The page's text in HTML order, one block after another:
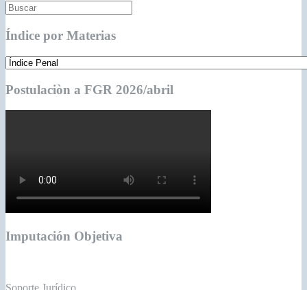
Índice por Materias
Postulaciòn a FGR 2026/abril
Imputación Objetiva
Soporte Jurídico